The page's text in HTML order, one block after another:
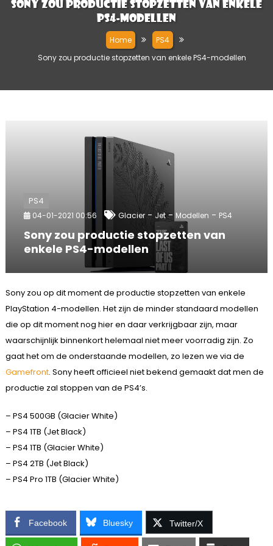
Sony zou productie stopzetten van enkele
PS4-modellen
Home
PS4
Sony zou productie stopzetten van enkele PS4-modellen
PS4
04-01-2021 00:56 Glacier- Jet- Modellen - PS4
Sony zou productie stopzetten van
enkele PS4-modellen
Sony zou op dit moment de productie stopzetten van enkele
PlayStation 4-modellen. Het zijn de minder standaard modellen
die op dit moment nog hier en daar verkrijgbaar zijn, maar
waarschijnlijk binnenkort helemaal niet meer voorradig zijn. Zo
gaat het om de onderstaande modellen, zo lezen we via de
Gamefront. Sony heeft officieel niet bekend gemaakt dat men de
productie zal stoppen van de PS4’s.
– PS4 500GB (Glacier White)
– PS4 1TB (Jet Black)
– PS4 1TB (Glacier White)
– PS4 2TB (Jet Black)
– PS4 Pro 1TB (Glacier White)
Facebook Bluesky Twitter/X